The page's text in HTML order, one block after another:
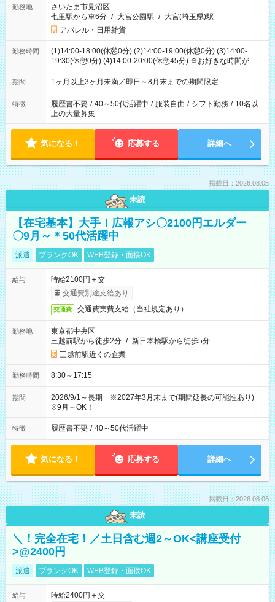
勤務地
さいたま市見沼区
七里駅から車6分 / 大宮公園駅 / 大宮(埼玉県)駅
アパレル・日用雑貨
勤務時間
(1)14:00-18:00(休憩0分) (2)14:00-19:00(休憩0分) (3)14:00-
19:30(休憩0分) (4)14:00-20:00(休憩45分) ※お好きな時間が選べ
ます
期間 1ヶ月以上3ヶ月未満／即日～8月末までの期間限定
特徴 履歴書不要 / 40～50代活躍中 / 服装自由 / シフト勤務 / 10名以
上の大量募集
気になる！ 応募する 詳細へ
掲載日：2026.08.05
未読
【在宅基本】大手！広報アシ〇2100円エルダー
〇9月～＊50代活躍中
派遣 ブランクOK WEB登録・面接OK
給与
時給2100円＋交
交通費別途支給あり
交通費 交通費実費支給（当社規定あり）
勤務地
東京都中央区
三越前駅から徒歩2分 / 新日本橋駅から徒歩5分
三越前駅近くの企業
勤務時間 8:30～17:15
期間
2026/9/1～長期 ※2027年3月末まで(期間延長の可能性あり)
※9月～OK！
特徴 履歴書不要 / 40～50代活躍中
気になる！ 応募する 詳細へ
掲載日：2026.08.06
未読
＼！完全在宅！／土日含む週2～OK<講座受付
>@2400円
派遣 ブランクOK WEB登録・面接OK
給与 時給2400円＋交